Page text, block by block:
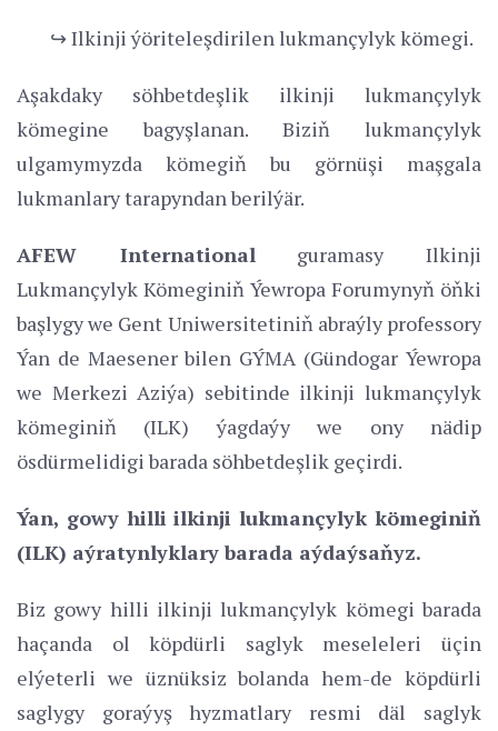
↪ Ilkinji ýöriteleşdirilen lukmançylyk kömegi.
Aşakdaky söhbetdeşlik ilkinji lukmançylyk
kömegine bagyşlanan. Biziň lukmançylyk
ulgamymyzda kömegiň bu görnüşi maşgala
lukmanlary tarapyndan berilýär.
AFEW Internationalguramasy Ilkinji
Lukmançylyk Kömeginiň Ýewropa Forumynyň öňki
başlygy we Gent Uniwersitetiniň abraýly professory
Ýan de Maesener bilen GÝMA (Gündogar Ýewropa
we Merkezi Aziýa) sebitinde ilkinji lukmançylyk
kömeginiň (ILK) ýagdaýy we ony nädip
ösdürmelidigi barada söhbetdeşlik geçirdi.
Ýan, gowy hilli ilkinji lukmançylyk kömeginiň
(ILK) aýratynlyklary barada aýdaýsaňyz.
Biz gowy hilli ilkinji lukmançylyk kömegi barada
haçanda ol köpdürli saglyk meseleleri üçin
elýeterli we üznüksiz bolanda hem-de köpdürli
saglygy goraýyş hyzmatlary resmi däl saglyk